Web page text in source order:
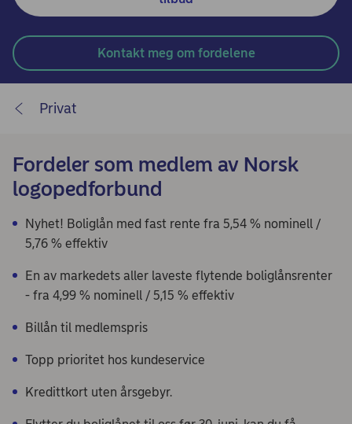
Kontakt meg om fordelene
Privat
Fordeler som medlem av Norsk
logopedforbund
Nyhet! Boliglån med fast rente fra 5,54 % nominell /
5,76 % effektiv
En av markedets aller laveste flytende boliglånsrenter
- fra 4,99 % nominell / 5,15 % effektiv
Billån til medlemspris
Topp prioritet hos kundeservice
Kredittkort uten årsgebyr.